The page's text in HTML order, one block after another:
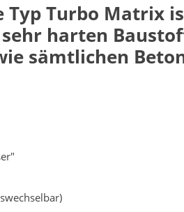
Typ Turbo Matrix
harten
sämtlichen